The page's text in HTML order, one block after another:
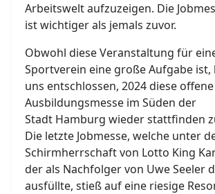
Arbeitswelt aufzuzeigen. Die
ist wichtiger als jemals zuvor.
Obwohl diese Veranstaltung für
Sportverein eine große Aufgabe
uns entschlossen, 2024 diese
Ausbildungsmesse im Süden der
Stadt Hamburg wieder stattfinden
Die letzte Jobmesse, welche unter
Schirmherrschaft von Lotto King
der als Nachfolger von Uwe Seeler
ausfüllte, stieß auf eine riesige